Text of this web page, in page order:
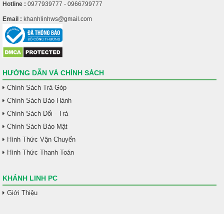
Hotline : 0977939777 - 0966799777
Email : khanhlinhws@gmail.com
HƯỚNG DẪN VÀ CHÍNH SÁCH
Chính Sách Trả Góp
Chính Sách Bảo Hành
Chính Sách Đổi - Trả
Chính Sách Bảo Mật
Hình Thức Vận Chuyển
Hình Thức Thanh Toán
KHÁNH LINH PC
Giới Thiệu